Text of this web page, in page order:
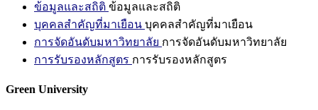
ข้อมูลและสถิติ ข้อมูลและสถิติ
บุคคลสำคัญที่มาเยือน บุคคลสำคัญที่มาเยือน
การจัดอันดับมหาวิทยาลัย การจัดอันดับมหาวิทยาลัย
การรับรองหลักสูตร การรับรองหลักสูตร
Green University